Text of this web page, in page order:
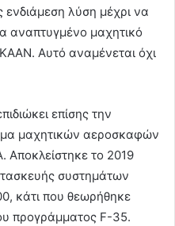
λύση μέχρι να
αναπτυγμένο μαχητικό
Αυτό αναμένεται όχι
επίσης την
μαχητικών αεροσκαφών
το 2019
συστημάτων
κάτι που θεωρήθηκε
προγράμματος F-35.